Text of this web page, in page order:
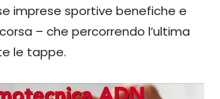
imprese sportive benefiche e
– che percorrendo l’ultima
le tappe.